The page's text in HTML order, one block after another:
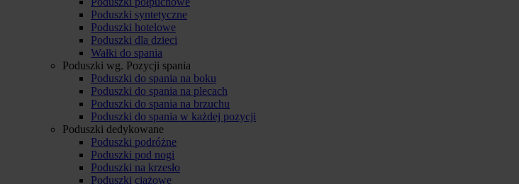
Poduszki syntetyczne
Poduszki hotelowe
Poduszki dla dzieci
Wałki do spania
Poduszki wg. Pozycji spania
Poduszki do spania na boku
Poduszki do spania na plecach
Poduszki do spania na brzuchu
Poduszki do spania w każdej pozycji
Poduszki dedykowane
Poduszki podróżne
Poduszki pod nogi
Poduszki na krzesło
Poduszki ciążowe